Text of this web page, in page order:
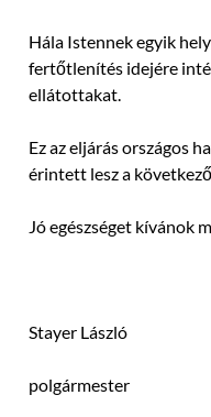
Hála Istennek egyik
fertőtlenítés idejére
ellátottakat.
Ez az eljárás országos
érintett lesz a
Jó egészséget kívánok
Stayer László
polgármester